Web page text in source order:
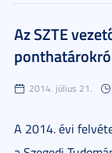
Az SZTE
2014. július 21.
A 2014. évi